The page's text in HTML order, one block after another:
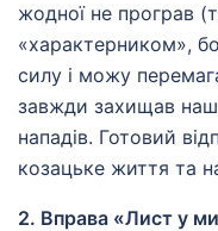
жодної не програв
«характерником»,
силу і можу
завжди захищав
нападів. Готовий
козацьке життя та
2. Вправа «Лист у